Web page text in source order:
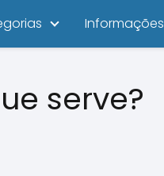
Informações
serve?